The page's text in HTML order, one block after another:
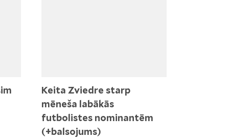
Keita Zviedre starp
mēneša labākās
futbolistes nominantēm
(+balsojums)